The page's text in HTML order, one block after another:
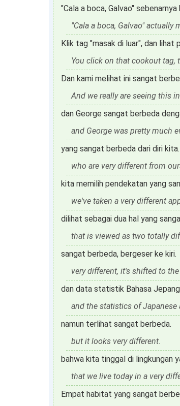
"Cala a boca, Galvao"
"Cala a boca, Galvao" actually
Klik tag "masak di luar", dan lihat
You click on that cookout tag,
Dan kami melihat ini sangat
And we really are seeing this
dan George sangat berbeda
and George was pretty much
yang sangat berbeda dari diri kita.
who are very different from
kita memilih pendekatan yang
we've taken a very different
dilihat sebagai dua hal yang
that is viewed as two totally
sangat berbeda, bergeser ke kiri.
very different, it's shifted to
dan data statistik Bahasa
and the statistics of Japanese
namun terlihat sangat berbeda.
but it looks very different.
bahwa kita tinggal di lingkungan
that we live today in a very
Empat habitat yang sangat